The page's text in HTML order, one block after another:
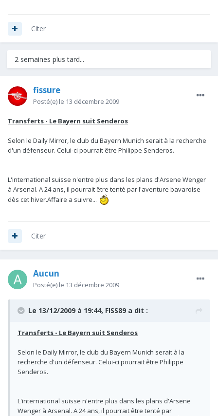
Citer
2 semaines plus tard...
fissure
Posté(e) le 13 décembre 2009
Transferts - Le Bayern suit Senderos
Selon le Daily Mirror, le club du Bayern Munich serait à la recherche
d'un défenseur. Celui-ci pourrait être Philippe Senderos.
L'international suisse n'entre plus dans les plans d'Arsene Wenger
à Arsenal. A 24 ans, il pourrait être tenté par l'aventure bavaroise
dès cet hiver.Affaire a suivre...
Citer
Aucun
Posté(e) le 13 décembre 2009
Le 13/12/2009 à 19:44, FISS89 a dit :
Transferts - Le Bayern suit Senderos
Selon le Daily Mirror, le club du Bayern Munich serait à la
recherche d'un défenseur. Celui-ci pourrait être Philippe
Senderos.
L'international suisse n'entre plus dans les plans d'Arsene
Wenger à Arsenal. A 24 ans, il pourrait être tenté par